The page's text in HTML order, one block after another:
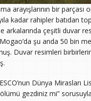
arayışlarının bir
kadar rahipler batıdan
çeşitli duvar
şu anda 50 bin
Duvar resimleri
Dünya Mirasları
gezdiniz mi”